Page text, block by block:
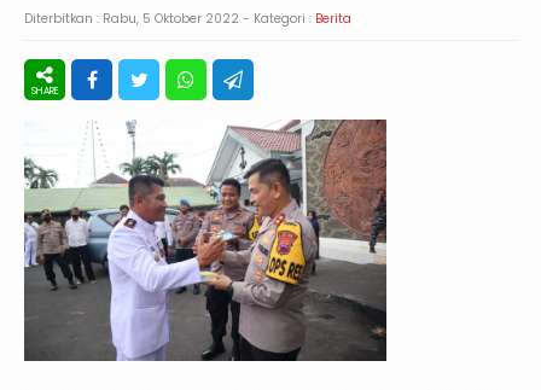
Diterbitkan : Rabu, 5 Oktober 2022 - Kategori : Berita